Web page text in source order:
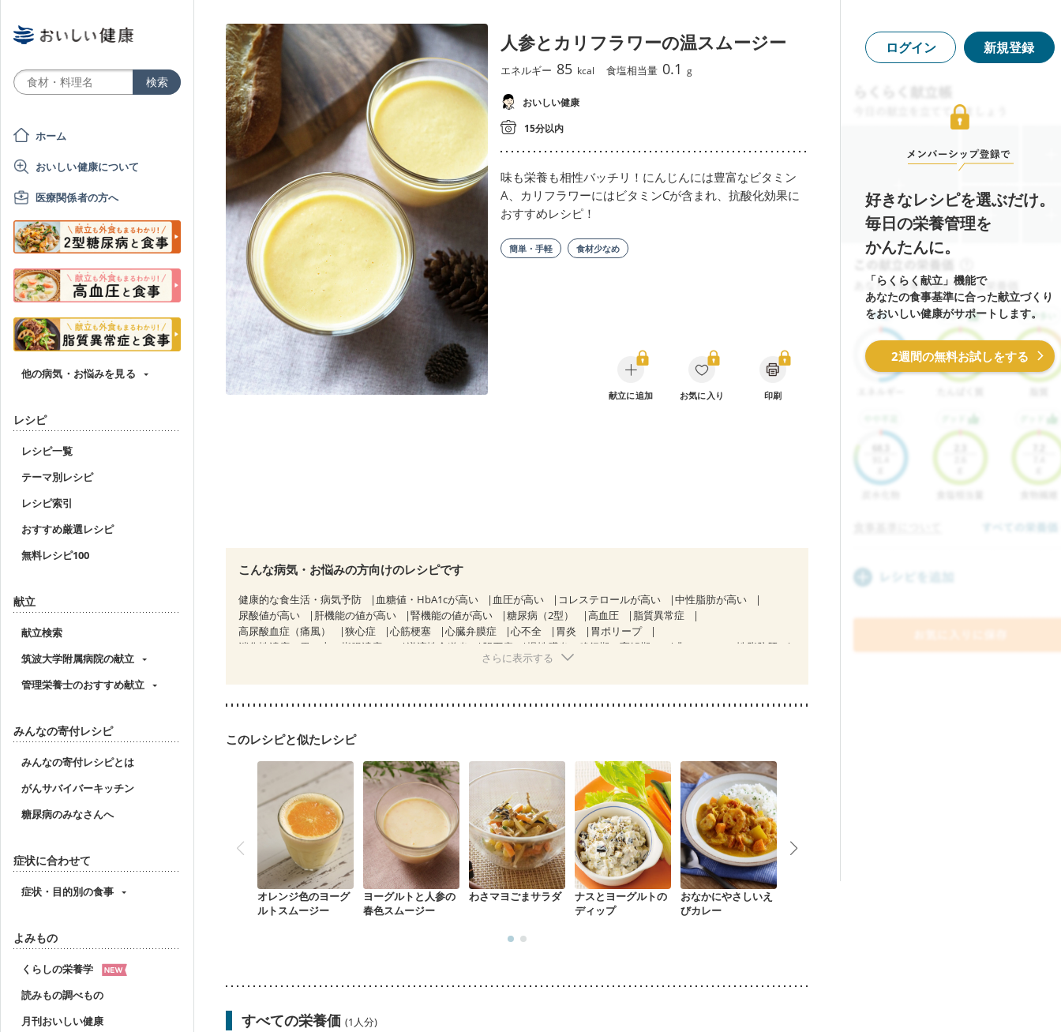
ホーム
おいしい健康について
医療関係者の方へ
他の病気・お悩みを見る
レシピ
レシピ一覧
テーマ別レシピ
レシピ索引
おすすめ厳選レシピ
無料レシピ100
献立
献立検索
筑波大学附属病院の献立
管理栄養士のおすすめ献立
みんなの寄付レシピ
みんなの寄付レシピとは
がんサバイバーキッチン
糖尿病のみなさんへ
症状に合わせて
症状・目的別の食事
よみもの
くらしの栄養学
読みもの調べもの
月刊おいしい健康
人参とカリフラワーの温スムージー
エネルギー 85 kcal 食塩相当量 0.1 g
おいしい健康
15分以内
味も栄養も相性バッチリ！にんじんには豊富なビタミン
A、カリフラワーにはビタミンCが含まれ、抗酸化効果に
おすすめレシピ！
簡単・手軽 食材少なめ
献立に追加 お気に入り 印刷
こんな病気・お悩みの方向けのレシピです
健康的な食生活・病気予防 血糖値・HbA1cが高い 血圧が高い コレステロールが高い
中性脂肪が高い
尿酸値が高い
肝機能の値が高い 腎機能の値が高い 糖尿病（2型） 高血圧
脂質異常症
高尿酸血症（痛風）
狭心症 心筋梗塞 心臓弁膜症 心不全 胃炎
胃ポリープ
消化性潰瘍（胃・十二指腸潰瘍）
逆流性食道炎 胆石症 慢性膵炎（移行期・寛解期）
非アルコール性脂肪肝
糖尿病性腎症（第１期）
妊娠中(初期)
妊婦健診・体重増加が気になる（初期） 妊婦健診・血糖値が気になる（初期）
妊娠糖尿病(初期)
貧血対策
ニキビ・肌荒れ
さらに表示する
このレシピと似たレシピ
オレンジ色のヨーグ
ルトスムージー
ヨーグルトと人参の
春色スムージー
わさマヨごまサラダ
ナスとヨーグルトの
ディップ
おなかにやさしいえ
びカレー
すべての栄養価 (1人分)
ログイン 新規登録
好きなレシピを選ぶだけ。
毎日の栄養管理を
かんたんに。
「らくらく献立」機能で
あなたの食事基準に合った献立づくり
をおいしい健康がサポートします。
2週間の無料お試しをする